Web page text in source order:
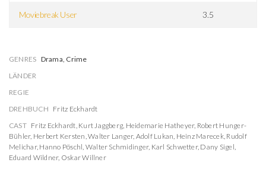
Moviebreak User 3.5
GENRES Drama, Crime
LÄNDER
REGIE
DREHBUCH Fritz Eckhardt
CAST Fritz Eckhardt, Kurt Jaggberg, Heidemarie Hatheyer, Robert Hunger-
Bühler, Herbert Kersten,Walter Langer, Adolf Lukan, Heinz Marecek, Rudolf
Melichar, Hanno Pöschl, Walter Schmidinger, Karl Schwetter, Dany Sigel,
Eduard Wildner, Oskar Willner